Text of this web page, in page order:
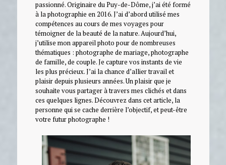
passionné. Originaire du Puy-de-Dôme, j’ai été formé
à la photographie en 2016. J’ai d’abord utilisé mes
compétences au cours de mes voyages pour
témoigner de la beauté de la nature. Aujourd’hui,
j’utilise mon appareil photo pour de nombreuses
thématiques : photographe de mariage, photographe
de famille, de couple. Je capture vos instants de vie
les plus précieux. J’ai la chance d’allier travail et
plaisir depuis plusieurs années. Un plaisir que je
souhaite vous partager à travers mes clichés et dans
ces quelques lignes. Découvrez dans cet article, la
personne qui se cache derrière l’objectif, et peut-être
votre futur photographe !